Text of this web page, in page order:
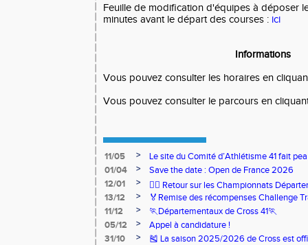
Feuille de modification d'équipes à déposer
minutes avant le départ des courses : ici
Informations
Vous pouvez consulter les horaires en
Vous pouvez consulter le parcours en
11/05 >
Le site du Comité d’Athlétisme 41 fait
01/04
>
Save the date : Open de France 2026
12/01
>
🏃‍♂️ Retour sur les Championnats
13/12
>
🏅Remise des récompenses Challenge
11/12
>
🏃Départementaux de Cross 41🏃
05/12
>
Appel à candidature !
31/10
>
🎽 La saison 2025/2026 de Cross est